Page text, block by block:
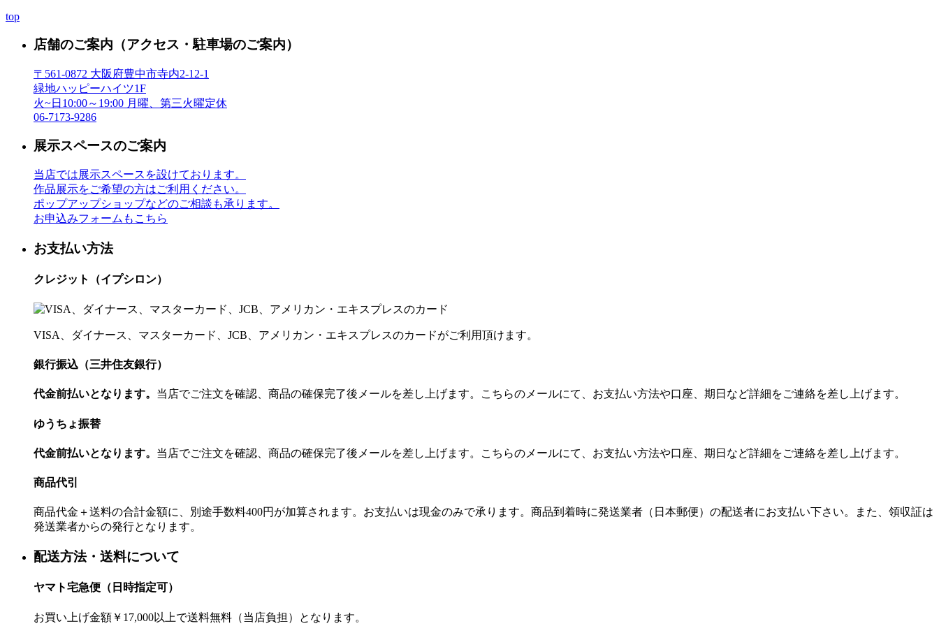
top
店舗のご案内 （アクセス・駐車場のご案内）
〒561-0872 大阪府豊中市寺内2-12-1
緑地ハッピーハイツ1F
火~日10:00～19:00 月曜、第三火曜定休
06-7173-9286
展示スペースのご案内
当店では展示スペースを設けております。
作品展示をご希望の方はご利用ください。
ポップアップショップなどのご相談も承ります。
お申込みフォームもこちら
お支払い方法
クレジット（イプシロン）
VISA、ダイナース、マスターカード、JCB、アメリカン・エキスプレスのカードがご利用頂けます。
銀行振込（三井住友銀行）
代金前払いとなります。 当店でご注文を確認、商品の確保完了後メールを差し上げます。こちらのメールにて、お支払い方法や口座、期日など詳細をご連絡を差し上げます。
ゆうちょ振替
代金前払いとなります。 当店でご注文を確認、商品の確保完了後メールを差し上げます。こちらのメールにて、お支払い方法や口座、期日など詳細をご連絡を差し上げます。
商品代引
商品代金＋送料の合計金額に、別途手数料400円が加算されます。お支払いは現金のみで承ります。商品到着時に発送業者（日本郵便）の配送者にお支払い下さい。また、領収証は
発送業者からの発行となります。
配送方法・送料について
ヤマト宅急便（日時指定可）
お買い上げ金額￥17,000以上で送料無料（当店負担）となります。